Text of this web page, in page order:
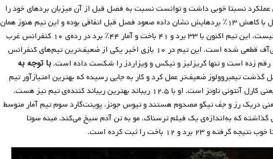
عملکرد نسبتا خوبی داشت و توانست نسبت به فصل قبل از آن میزبان بردهای خود را
۲۰٪ افزایش دهد ولی این فصل با کاهش ۱۳٪ بردهایش نشان داده صعود فصل قبل اتفاقی بوده و این تیم هنوز همان
تیمی است که در قامت پلی‌آف نیست. این تیم اکنون با ۳۳ برد و ۴۱ باخت و آمار ۴۴٪ برد در رده‌ی ۱۰ کنفرانس غرب
قرار دارد و عدم صعودش به پلی‌آف قطعی شده است. این تیم در ۱۰ بازی اخیر یکی از ضعیف‌ترین تیم‌های کنفرانس
رقم زده است و تنها گریزلیز و نیکس و ویزاردز را شکست داده است.با توجه به
گذشت تیمبروولوز ضعیف‌تر عمل کرد و کار به جایی رسیده که بهترین امتیازآور تیم
(متوسط ۲۵ امتیاز) سنتر تیم، یعنی کارل آنتونی تاونز است. او با ۱۲.۵ ریباند بهترین ریباند کننده‌ی تیم نیز هست.
دریک رز و جف تیگو مصدوم هستند و تیوس جونز، پوینت‌گارد سوم تیم آمار متوسط
را برجای گذاشته که به‌اندازه‌ی یک فیلم ترسناک، مو به تن آدم سیخ می‌کند. مینه سوتا
۲۳ برد و ۱۲ باخت را ثبت کرده است.